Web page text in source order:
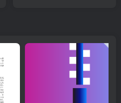
，易于融会贯通金匮要略，序法仿
同者，十之一二，虽为重出，然亦
注者，则不复赘释，其与本经切要
人姓氏，有传记详明者，昭昭可
夫以其人竭虑弹精，久而泯其口，
可考者书其名以示不没其善之意。